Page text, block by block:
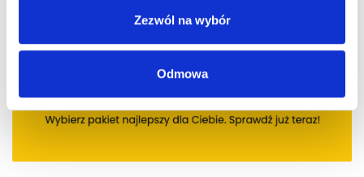
Zezwól na wybór
Odmowa